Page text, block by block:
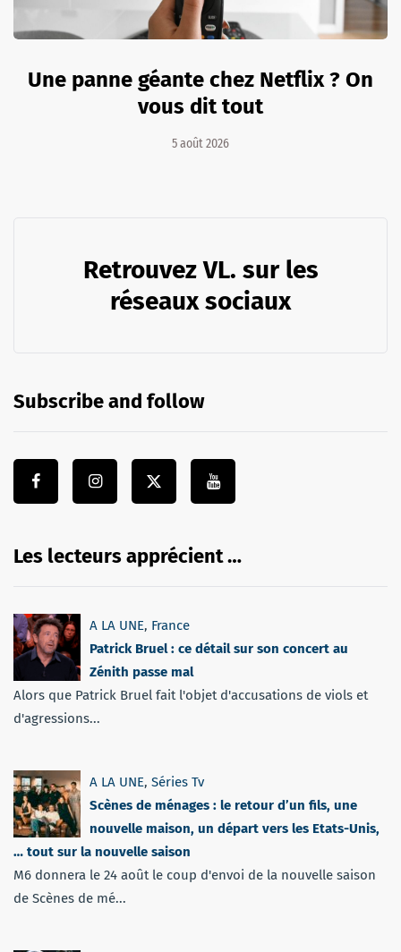
Une panne géante chez Netflix ? On
vous dit tout
5 août 2026
Retrouvez VL. sur les
réseaux sociaux
Subscribe and follow
Les lecteurs apprécient …
A LA UNE, France
Patrick Bruel : ce détail sur son concert au
Zénith passe mal
Alors que Patrick Bruel fait l'objet d'accusations de viols et
d'agressions...
A LA UNE, Séries Tv
Scènes de ménages : le retour d’un fils, une
nouvelle maison, un départ vers les Etats-Unis,
… tout sur la nouvelle saison
M6 donnera le 24 août le coup d'envoi de la nouvelle saison
de Scènes de mé...